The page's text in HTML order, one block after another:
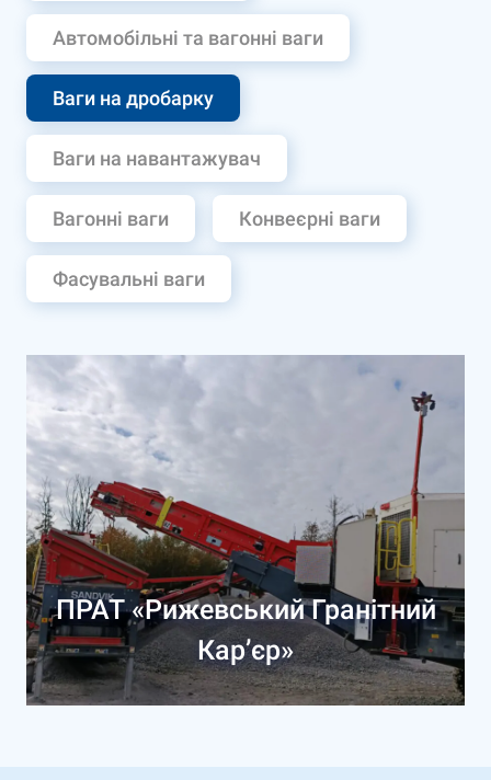
Автомобільні та вагонні ваги
Ваги на дробарку
Ваги на навантажувач
Вагонні ваги Конвеєрні ваги
Фасувальні ваги
ПРАТ «Рижевський Гранітний
Кар’єр»